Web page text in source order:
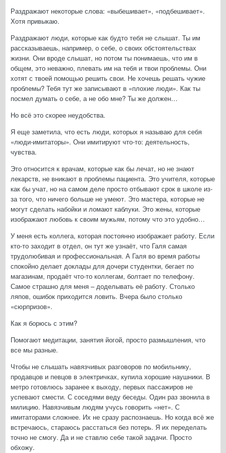
Раздражают некоторые слова: «выбешивает», «подбешивает».
Хотя привыкаю.
Раздражают люди, которые как будто тебя не слышат. Ты им
рассказываешь, например, о себе, о своих обстоятельствах
жизни. Они вроде слышат, но потом ты понимаешь, что им в
общем, это неважно, плевать им на тебя и твои проблемы. Они
хотят с твоей помощью решить свои. Не хочешь решать чужие
проблемы? Тебя тут же записывают в «плохие люди». Как ты
посмел думать о себе, а не обо мне? Ты же должен…
Но всё это скорее неудобства.
Я еще заметила, что есть люди, которых я называю для себя
«люди-имитаторы». Они имитируют что-то: деятельность,
чувства.
Это относится к врачам, которые как бы лечат, но не знают
лекарств, не вникают в проблемы пациента. Это учителя, которые
как бы учат, но на самом деле просто отбывают срок в школе из-
за того, что ничего больше не умеют. Это мастера, которые не
могут сделать набойки и ломают каблуки. Это жены, которые
изображают любовь к своим мужьям, потому что это удобно…
У меня есть коллега, которая постоянно изображает работу. Если
кто-то заходит в отдел, он тут же узнаёт, что Галя самая
трудолюбивая и профессиональная. А Галя во время работы
спокойно делает доклады для дочери студентки, бегает по
магазинам, продаёт что-то коллегам, болтает по телефону.
Самое страшно для меня – доделывать её работу. Столько
ляпов, ошибок приходится ловить. Вчера было столько
«сюрпризов».
Как я борюсь с этим?
Помогают медитации, занятия йогой, просто размышления, что
все мы разные.
Чтобы не слышать навязчивых разговоров по мобильнику,
продавцов и певцов в электричках, купила хорошие наушники. В
метро готовлюсь заранее к выходу, первых пассажиров не
успевают смести. С соседями веду беседы. Один раз звонила в
милицию. Навязчивым людям учусь говорить «нет». С
имитаторами сложнее. Их не сразу распознаешь. Но когда всё же
встречаюсь, стараюсь расстаться без потерь. Я их переделать
точно не смогу. Да и не ставлю себе такой задачи. Просто
обхожу.